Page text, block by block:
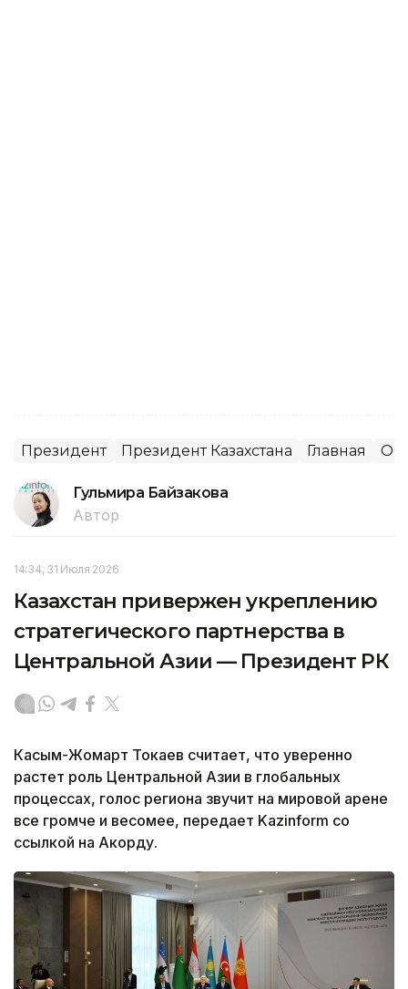
Президент Президент Казахстана Главная
Гульмира Байзакова
Автор
14:34, 31 Июля 2026
Казахстан привержен укреплению
стратегического партнерства в
Центральной Азии — Президент РК
Касым-Жомарт Токаев считает, что уверенно
растет роль Центральной Азии в глобальных
процессах, голос региона звучит на мировой арене
все громче и весомее, передает Kazinform со
ссылкой на Акорду.